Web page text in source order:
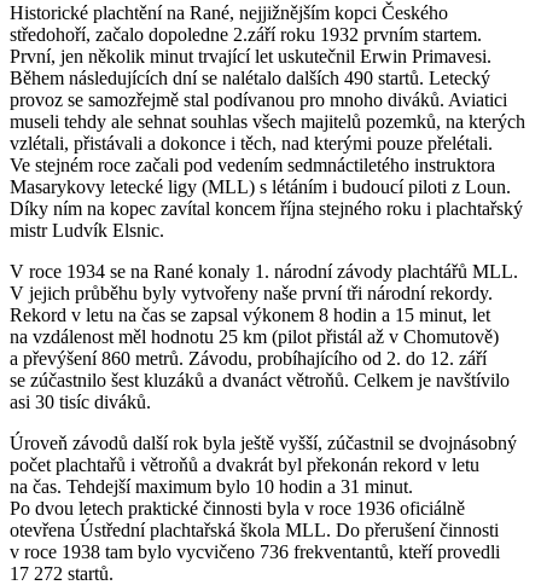
Historické plachtění na Rané, nejjižnějším kopci Českého
středohoří, začalo dopoledne 2.září roku 1932 prvním startem.
První, jen několik minut trvající let uskutečnil Erwin Primavesi.
Během následujících dní se nalétalo dalších 490 startů. Letecký
provoz se samozřejmě stal podívanou pro mnoho diváků. Aviatici
museli tehdy ale sehnat souhlas všech majitelů pozemků, na kterých
vzlétali, přistávali a dokonce i těch, nad kterými pouze přelétali.
Ve stejném roce začali pod vedením sedmnáctiletého instruktora
Masarykovy letecké ligy (MLL) s létáním i budoucí piloti z Loun.
Díky ním na kopec zavítal koncem října stejného roku i plachtařský
mistr Ludvík Elsnic.
V roce 1934 se na Rané konaly 1. národní závody plachtářů MLL.
V jejich průběhu byly vytvořeny naše první tři národní rekordy.
Rekord v letu na čas se zapsal výkonem 8 hodin a 15 minut, let
na vzdálenost měl hodnotu 25 km (pilot přistál až v Chomutově)
a převýšení 860 metrů. Závodu, probíhajícího od 2. do 12. září
se zúčastnilo šest kluzáků a dvanáct větroňů. Celkem je navštívilo
asi 30 tisíc diváků.
Úroveň závodů další rok byla ještě vyšší, zúčastnil se dvojnásobný
počet plachtařů i větroňů a dvakrát byl překonán rekord v letu
na čas. Tehdejší maximum bylo 10 hodin a 31 minut.
Po dvou letech praktické činnosti byla v roce 1936 oficiálně
otevřena Ústřední plachtařská škola MLL. Do přerušení činnosti
v roce 1938 tam bylo vycvičeno 736 frekventantů, kteří provedli
17 272 startů.